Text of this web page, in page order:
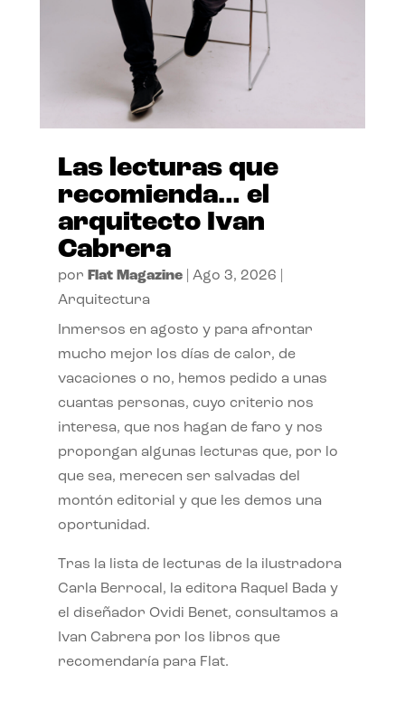
Las lecturas que
recomienda… el
arquitecto Ivan
Cabrera
por Flat Magazine| Ago 3, 2026
Arquitectura
Inmersos en agosto y para afrontar
mucho mejor los días de calor, de
vacaciones o no, hemos pedido a unas
cuantas personas, cuyo criterio nos
interesa, que nos hagan de faro y nos
propongan algunas lecturas que, por lo
que sea, merecen ser salvadas del
montón editorial y que les demos una
oportunidad.
Tras la lista de lecturas de la ilustradora
Carla Berrocal, la editora Raquel Bada y
el diseñador Ovidi Benet, consultamos a
Ivan Cabrera por los libros que
recomendaría para Flat.